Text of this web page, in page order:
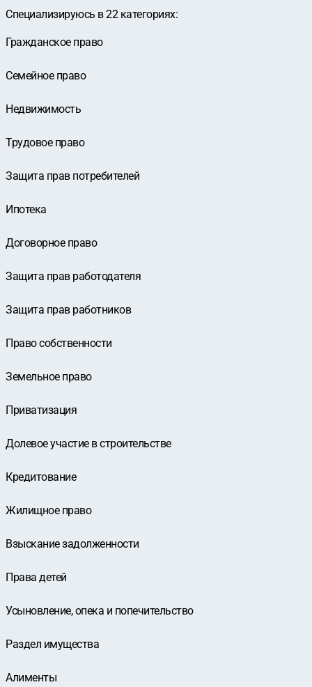
Специализируюсь в22 категориях:
Гражданское право
Семейное право
Недвижимость
Трудовое право
Защита прав потребителей
Ипотека
Договорное право
Защита прав работодателя
Защита прав работников
Право собственности
Земельное право
Приватизация
Долевое участие в строительстве
Кредитование
Жилищное право
Взыскание задолженности
Права детей
Усыновление, опека и попечительство
Раздел имущества
Алименты